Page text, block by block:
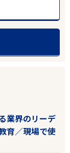
業界のリーデ
育／現場で使